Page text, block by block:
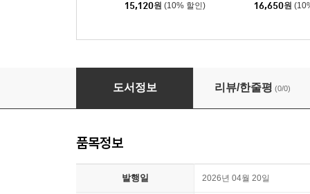
15,120원 (10% 할인) 16,650원
로마는 두 번 태어났다
도서정보 리뷰/한줄평 (0/0)
품목정보
발행일 2026년 04월 20일